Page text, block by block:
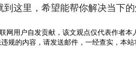
这里，希望能帮你解决当下的
网用户自发贡献，该文观点仅代表作者
规的内容，请发送邮件，一经查实，本站